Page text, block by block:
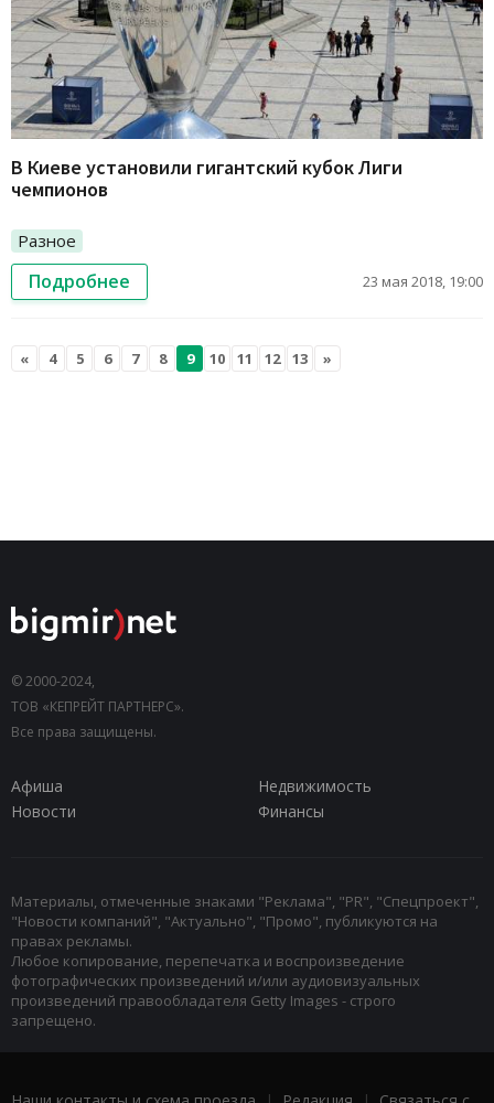
В Киеве установили гигантский кубок Лиги
чемпионов
Разное
Подробнее 23 мая 2018, 19:00
« 4 5 6 7 8 9 10 11 12 13 »
© 2000-2024,
ТОВ «КЕПРЕЙТ ПАРТНЕРС».
Все права защищены.
Афиша
Недвижимость
Новости
Финансы
Материалы, отмеченные знаками "Реклама", "PR", "Спецпроект",
"Новости компаний", "Актуально", "Промо", публикуются на
правах рекламы.
Любое копирование, перепечатка и воспроизведение
фотографических произведений и/или аудиовизуальных
произведений правообладателя Getty Images - строго
запрещено.